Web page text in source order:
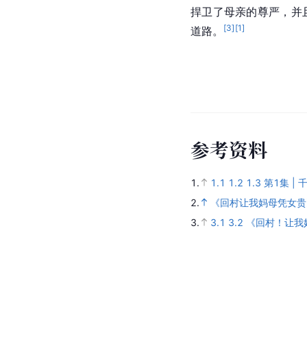
捍卫了母亲的尊严，并
道路。
[3] [1]
参考资料
1. 1.1 1.2 1.3 第1集 |
2.
《回村让我妈母凭女
3.
3.1 3.2 《回村！让